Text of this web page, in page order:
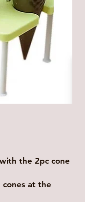
the 2pc cone
at the